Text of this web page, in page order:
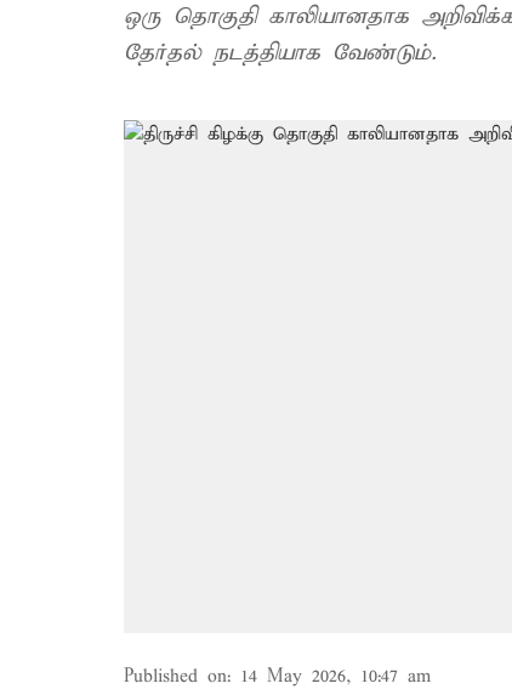
ஒரு தொகுதி காலியானதாக
தேர்தல் நடத்தியாக வேண்டும்.
Published on: 14 May 2026, 10:47 am